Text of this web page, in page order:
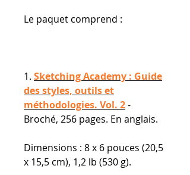
Le paquet comprend :
1. Sketching Academy : Guide
des styles, outils et
méthodologies. Vol. 2-
Broché, 256 pages. En anglais.
Dimensions : 8 x 6 pouces (20,5
x 15,5 cm), 1,2 lb (530 g).